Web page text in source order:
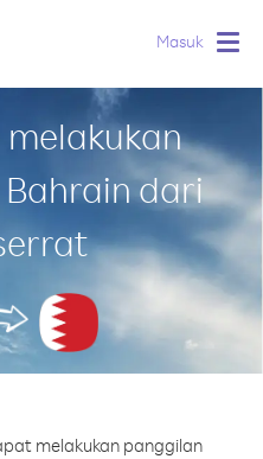
Masuk
dari
melakukan panggilan